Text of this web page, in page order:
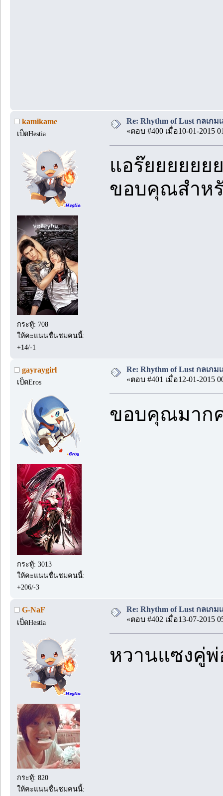
kamikame
เป็ดHestia
กระทู้: 708
ให้คะแนนชื่นชมคนนี้:
+14/-1
Re: Rhythm of Lust กลเกม
«ตอบ #400 เมื่อ10-01-2015
แอร๊ยยยยย
ขอบคุณสำหรั
gayraygirl
เป็ดEros
กระทู้: 3013
ให้คะแนนชื่นชมคนนี้:
+206/-3
Re: Rhythm of Lust กลเกม
«ตอบ #401 เมื่อ12-01-2015
ขอบคุณมาก
G-NaF
เป็ดHestia
กระทู้: 820
ให้คะแนนชื่นชมคนนี้:
Re: Rhythm of Lust กลเกม
«ตอบ #402 เมื่อ13-07-2015
หวานแซงคู่